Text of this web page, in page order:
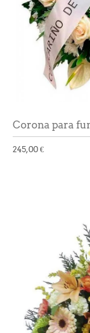
Corona para
245,00 €